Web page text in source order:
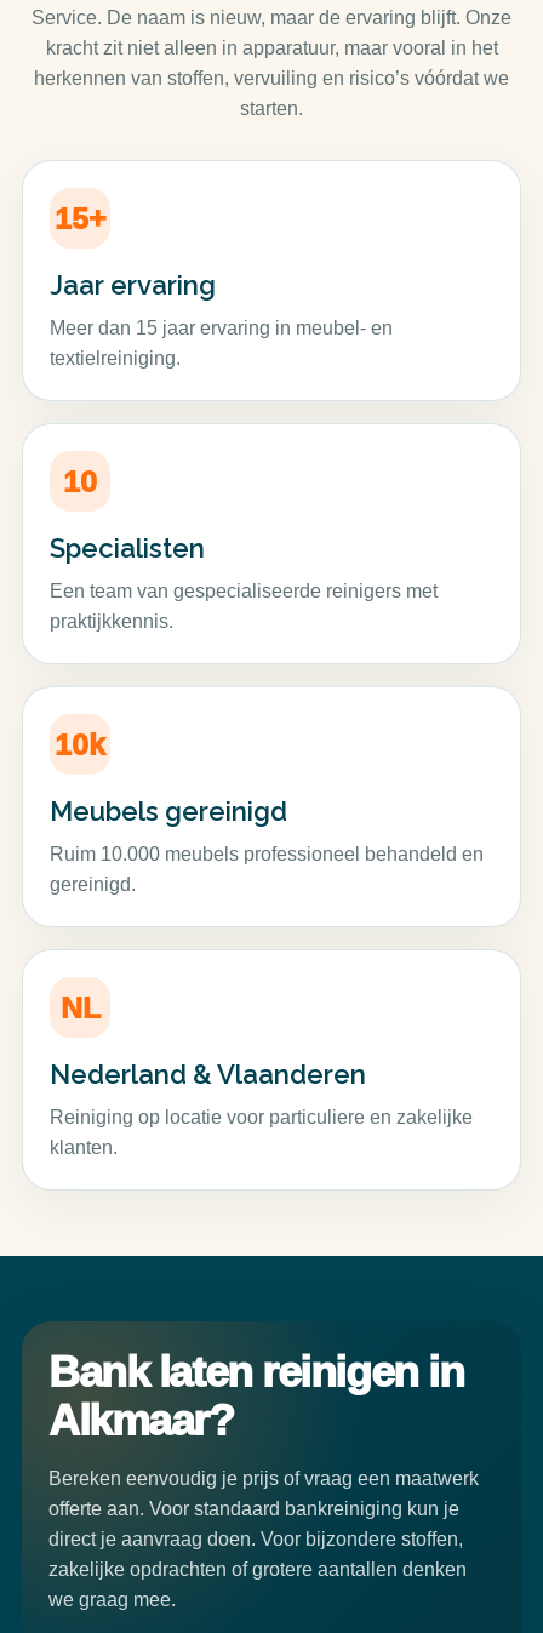
Service. De naam is nieuw, maar de ervaring blijft. Onze
kracht zit niet alleen in apparatuur, maar vooral in het
herkennen van stoffen, vervuiling en risico’s vóórdat we
starten.
15+
Jaar ervaring
Meer dan 15 jaar ervaring in meubel- en
textielreiniging.
10
Specialisten
Een team van gespecialiseerde reinigers met
praktijkkennis.
10k
Meubels gereinigd
Ruim 10.000 meubels professioneel behandeld en
gereinigd.
NL
Nederland & Vlaanderen
Reiniging op locatie voor particuliere en zakelijke
klanten.
Bank laten reinigen in
Alkmaar?
Bereken eenvoudig je prijs of vraag een maatwerk
offerte aan. Voor standaard bankreiniging kun je
direct je aanvraag doen. Voor bijzondere stoffen,
zakelijke opdrachten of grotere aantallen denken
we graag mee.